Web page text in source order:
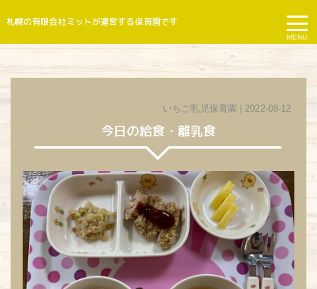
札幌の有限会社ミットが運営する保育園です
MENU
いちご乳児保育園 | 2022-08-12
今日の給食・離乳食